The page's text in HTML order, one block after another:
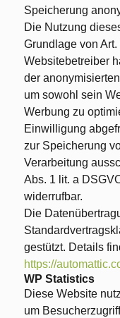
Speicherung
Die Nutzung
Grundlage von
Websitebetreiber
der
um sowohl sein
Werbung zu
Einwilligung
zur Speicherung
Verarbeitung
Abs. 1 lit. a
widerrufbar.
Die
gestützt. Details
https://
WP Statistics
Diese Website
um